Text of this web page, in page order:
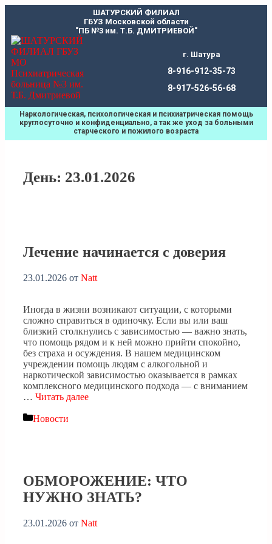
ШАТУРСКИЙ ФИЛИАЛ
ГБУЗ Московской области
"ПБ №3 им. Т.Б. ДМИТРИЕВОЙ"
г. Шатура
8-916-912-35-73
8-917-526-56-68
Наркологическая, психологическая и психиатрическая помощь
круглосуточно и конфиденциально, а так же уход за больными
старческого и пожилого возраста
День: 23.01.2026
Лечение начинается с доверия
23.01.2026 от Natt
Иногда в жизни возникают ситуации, с которыми
сложно справиться в одиночку. Если вы или ваш
близкий столкнулись с зависимостью — важно знать,
что помощь рядом и к ней можно прийти спокойно,
без страха и осуждения. В нашем медицинском
учреждении помощь людям с алкогольной и
наркотической зависимостью оказывается в рамках
комплексного медицинского подхода — с вниманием
… Читать далее
Рубрики
Новости
ОБМОРОЖЕНИЕ: ЧТО
НУЖНО ЗНАТЬ?
23.01.2026 от Natt